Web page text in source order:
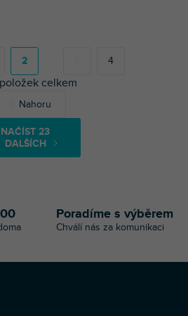
O
l
á
y
NAČÍST 23
DALŠÍCH
t
á
n
o
v
á
n
í
2 4
položek celkem
Nahoru
Poradíme s výběrem
Chválí nás za komunikaci